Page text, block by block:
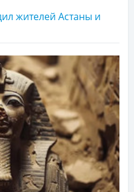
жителей Астаны и